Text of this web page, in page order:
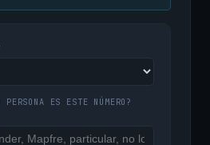
ES ESTE NÚMERO?